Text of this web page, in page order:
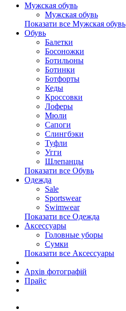
Мужская обувь
Мужская обувь
Показати все Мужская обувь
Обувь
Балетки
Босоножки
Ботильоны
Ботинки
Ботфорты
Кеды
Кроссовки
Лоферы
Мюли
Сапоги
Слингбэки
Туфли
Угги
Шлепанцы
Показати все Обувь
Одежда
Sale
Sportswear
Swimwear
Показати все Одежда
Аксессуары
Головные уборы
Сумки
Показати все Аксессуары
Архів фотографій
Прайс